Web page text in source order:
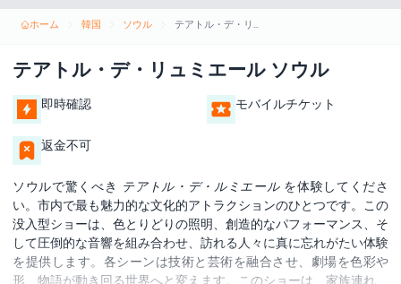
ホーム 韓国 ソウル テアトル・デ・リュミエール ソウル
テアトル・デ・リュミエール ソウル
即時確認 モバイルチケット
返金不可
ソウルで驚くべき テアトル・デ・ルミエールを体験してくださ
い。市内で最も魅力的な文化的アトラクションのひとつです。この
没入型ショーは、色とりどりの照明、創造的なパフォーマンス、そ
して圧倒的な音響を組み合わせ、訪れる人々に真に忘れがたい体験
を提供します。各シーンは技術と芸術を融合させ、劇場を色彩や
形、物語が動き回る世界へと変えます。このショーは、家族連れ、